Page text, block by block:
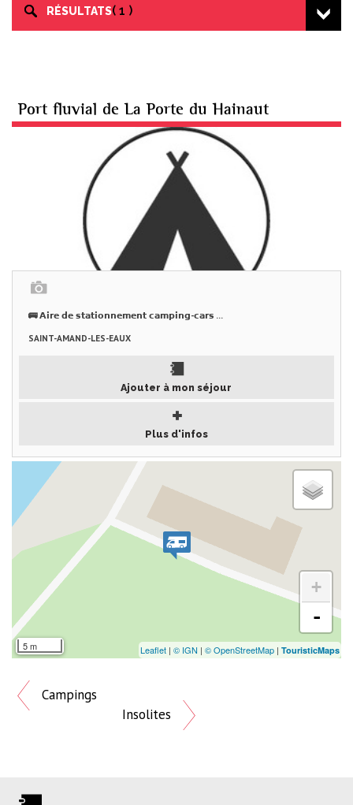
RÉSULTATS 1
Port fluvial de La Porte du Hainaut
🚌 𝗔𝗶𝗿𝗲 𝗱𝗲 𝘀𝘁𝗮𝘁𝗶𝗼𝗻𝗻𝗲𝗺𝗲𝗻𝘁 𝗰𝗮𝗺𝗽𝗶𝗻𝗴-𝗰𝗮𝗿𝘀 ...
SAINT-AMAND-LES-EAUX
Ajouter à mon séjour
Plus d'infos
5 m
+
-
Leaflet | © IGN | © OpenStreetMap | TouristicMaps
Campings
Insolites